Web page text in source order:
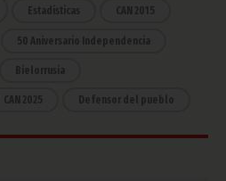
Estadísticas CAN 2015
50 Aniversario Independencia
Bielorrusia
CAN 2025 Defensor del pueblo